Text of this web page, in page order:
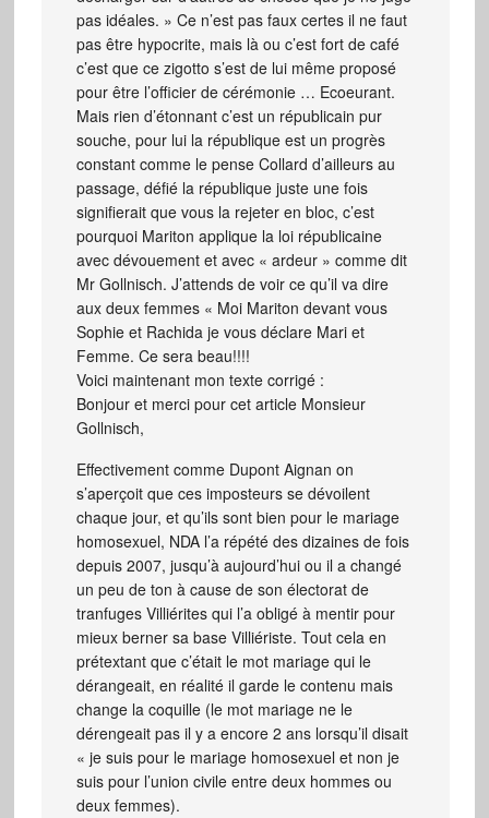
pas idéales. » Ce n’est pas faux certes il ne faut
pas être hypocrite, mais là ou c’est fort de café
c’est que ce zigotto s’est de lui même proposé
pour être l’officier de cérémonie … Ecoeurant.
Mais rien d’étonnant c’est un républicain pur
souche, pour lui la république est un progrès
constant comme le pense Collard d’ailleurs au
passage, défié la république juste une fois
signifierait que vous la rejeter en bloc, c’est
pourquoi Mariton applique la loi républicaine
avec dévouement et avec « ardeur » comme dit
Mr Gollnisch. J’attends de voir ce qu’il va dire
aux deux femmes « Moi Mariton devant vous
Sophie et Rachida je vous déclare Mari et
Femme. Ce sera beau!!!!
Voici maintenant mon texte corrigé :
Bonjour et merci pour cet article Monsieur
Gollnisch,
Effectivement comme Dupont Aignan on
s’aperçoit que ces imposteurs se dévoilent
chaque jour, et qu’ils sont bien pour le mariage
homosexuel, NDA l’a répété des dizaines de fois
depuis 2007, jusqu’à aujourd’hui ou il a changé
un peu de ton à cause de son électorat de
tranfuges Villiérites qui l’a obligé à mentir pour
mieux berner sa base Villiériste. Tout cela en
prétextant que c’était le mot mariage qui le
dérangeait, en réalité il garde le contenu mais
change la coquille (le mot mariage ne le
dérengeait pas il y a encore 2 ans lorsqu’il disait
« je suis pour le mariage homosexuel et non je
suis pour l’union civile entre deux hommes ou
deux femmes).